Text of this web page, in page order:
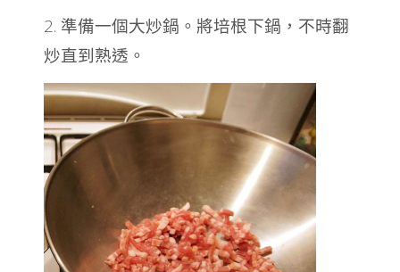
2. 準備一個大炒鍋。將培根下鍋，不時翻
炒直到熟透。